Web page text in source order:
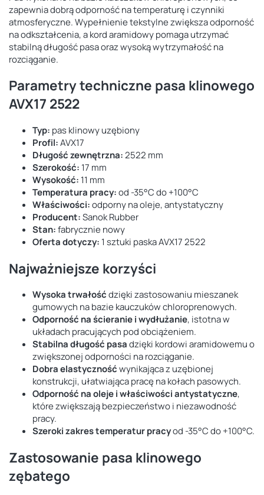
zapewnia dobrą odporność na temperaturę i czynniki
atmosferyczne. Wypełnienie tekstylne zwiększa odporność
na odkształcenia, a kord aramidowy pomaga utrzymać
stabilną długość pasa oraz wysoką wytrzymałość na
rozciąganie.
Parametry techniczne pasa klinowego
AVX17 2522
Typ: pas klinowy uzębiony
Profil:AVX17
Długość zewnętrzna:2522 mm
Szerokość: 17 mm
Wysokość: 11 mm
Temperatura pracy:od -35°C do +100°C
Właściwości:odporny na oleje, antystatyczny
Producent:Sanok Rubber
Stan:fabrycznie nowy
Oferta dotyczy: 1 sztuki paska AVX17 2522
Najważniejsze korzyści
Wysoka trwałośćdzięki zastosowaniu mieszanek
gumowych na bazie kauczuków chloroprenowych.
Odporność na ścieranie i wydłużanie, istotna w
układach pracujących pod obciążeniem.
Stabilna długość pasadzięki kordowi aramidowemu o
zwiększonej odporności na rozciąganie.
Dobra elastycznośćwynikająca z uzębionej
konstrukcji, ułatwiająca pracę na kołach pasowych.
Odporność na oleje i właściwości antystatyczne,
które zwiększają bezpieczeństwo i niezawodność
pracy.
Szeroki zakres temperatur pracyod -35°C do +100°C.
Zastosowanie pasa klinowego
zębatego